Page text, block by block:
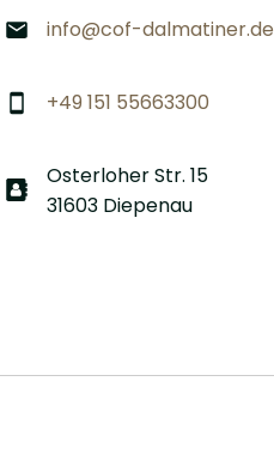
info@cof-dalmatiner.de
+49 151 55663300
Osterloher Str. 15
31603 Diepenau